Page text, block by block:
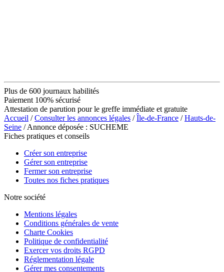
Plus de 600 journaux habilités
Paiement 100% sécurisé
Attestation de parution pour le greffe immédiate et gratuite
Accueil /Consulter les annonces légales /Île-de-France /Hauts-de-
Seine / Annonce déposée : SUCHEME
Fiches pratiques et conseils
Créer son entreprise
Gérer son entreprise
Fermer son entreprise
Toutes nos fiches pratiques
Notre société
Mentions légales
Conditions générales de vente
Charte Cookies
Politique de confidentialité
Exercer vos droits RGPD
Réglementation légale
Gérer mes consentements